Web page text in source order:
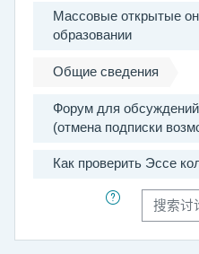
Массовые открытые
образовании
Общие сведения
Форум для обсуждений
(отмена подписки
Как проверить Эссе
搜索讨论